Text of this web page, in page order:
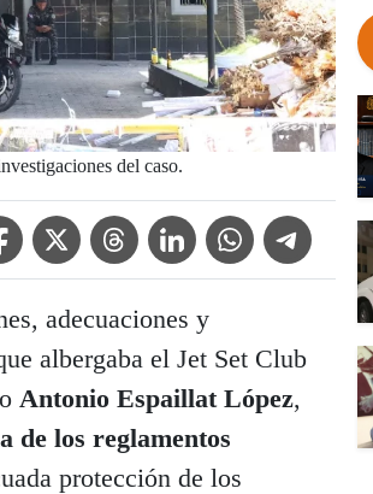
del caso.
Icon
Twitter IconThreads IconLinkedin IconWhatsApp IconTelegram Icon
adecuaciones y
albergaba el Jet Set Club
Antonio Espaillat López,
de los reglamentos
protección de los